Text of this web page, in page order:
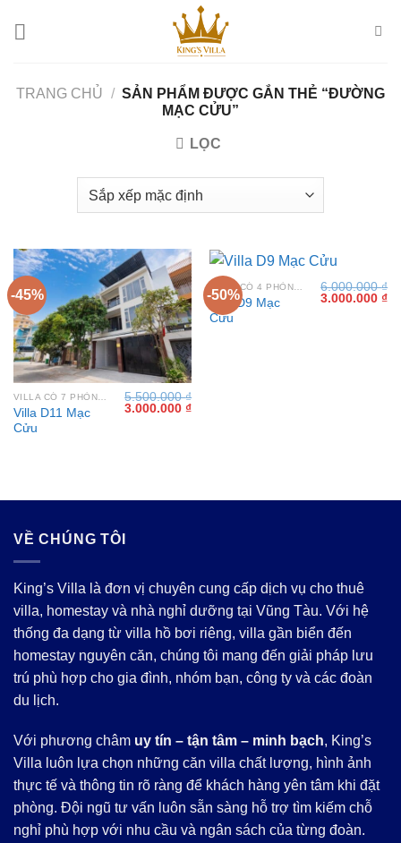
TRANG CHỦ / SẢN PHẨM ĐƯỢC GẮN THẺ “ĐƯỜNG
MẠC CỬU”
LỌC
-45%
VILLA CÓ 7 PHÒNG NGỦ TẠI VŨNG TÀU
Villa D11 Mạc
Cửu
5.500.000₫
Giá
3.000.000 ₫Giá
-50%
Villa D9 Mạc
Cửu
6.000.000₫
Giá
3.000.000 ₫
VỀ CHÚNG TÔI
King’s Villa là đơn vị chuyên cung cấp dịch vụ cho thuê
villa, homestay và nhà nghỉ dưỡng tại Vũng Tàu. Với hệ
thống đa dạng từ villa hồ bơi riêng, villa gần biển đến
homestay nguyên căn, chúng tôi mang đến giải pháp lưu
trú phù hợp cho gia đình, nhóm bạn, công ty và các đoàn
du lịch.
Với phương châm uy tín – tận tâm – minh bạch, King’s
Villa luôn lựa chọn những căn villa chất lượng, hình ảnh
thực tế và thông tin rõ ràng để khách hàng yên tâm khi đặt
phòng. Đội ngũ tư vấn luôn sẵn sàng hỗ trợ tìm kiếm chỗ
nghỉ phù hợp với nhu cầu và ngân sách của từng đoàn.